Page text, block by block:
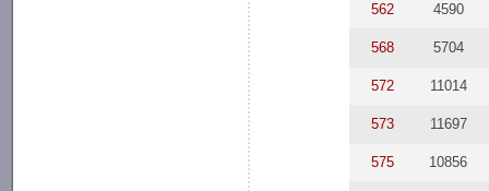
562 4590
568 5704
572 11014
573 11697
575 10856